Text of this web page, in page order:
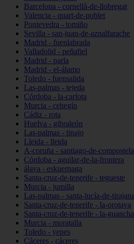
Barcelona - cornellà-de-llobregat
Valencia - quart-de-poblet
Pontevedra - tomiño
Sevilla - san-juan-de-aznalfarache
Madrid - fuenlabrada
Valladolid - peñafiel
Madrid - parla
Madrid - el-álamo
Toledo - fuensalida
Las-palmas - tejeda
Córdoba - la-carlota
Murcia - cehegín
Cádiz - rota
Huelva - gibraleón
Las-palmas - tinajo
Lleida - lleida
A-coruña - santiago-de-compostela
Córdoba - aguilar-de-la-frontera
álava - eskuernaga
Santa-cruz-de-tenerife - tegueste
Murcia - jumilla
Las-palmas - santa-lucía-de-tirajana
Santa-cruz-de-tenerife - la-orotava
Santa-cruz-de-tenerife - la-guancha
Murcia - moratalla
Toledo - yepes
Cáceres - cáceres